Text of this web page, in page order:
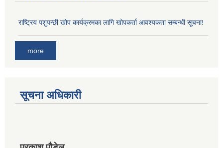
राष्ट्रिय पशुपन्छी खोप कार्यक्रमका लागि खोपकर्ता आवश्यकता सम्बन्धी सूचना!
more
सूचना अधिकारी